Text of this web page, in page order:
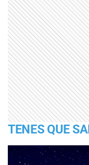
TENES QUE